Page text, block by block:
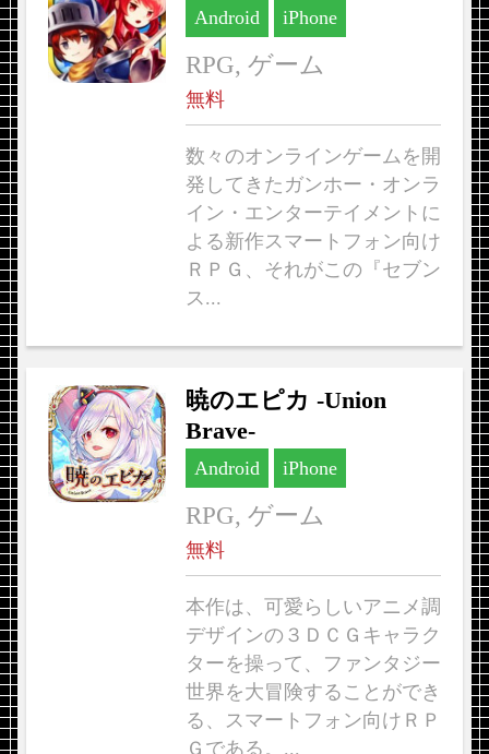
Android iPhone
RPG, ゲーム
無料
数々のオンラインゲームを開
発してきたガンホー・オンラ
イン・エンターテイメントに
よる新作スマートフォン向け
ＲＰＧ、それがこの『セブン
ス...
暁のエピカ -Union
Brave-
Android iPhone
RPG, ゲーム
無料
本作は、可愛らしいアニメ調
デザインの３ＤＣＧキャラク
ターを操って、ファンタジー
世界を大冒険することができ
る、スマートフォン向けＲＰ
Ｇである。...